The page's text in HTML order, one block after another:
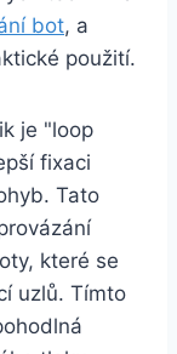
bot,⁣ a
použití.
je "loop
fixaci
Tato
které se
uzlů. Tímto